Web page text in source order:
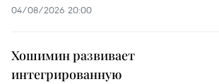
04/08/2026 20:00
Хошимин развивает
интегрированную